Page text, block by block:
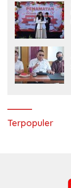
Terpopuler